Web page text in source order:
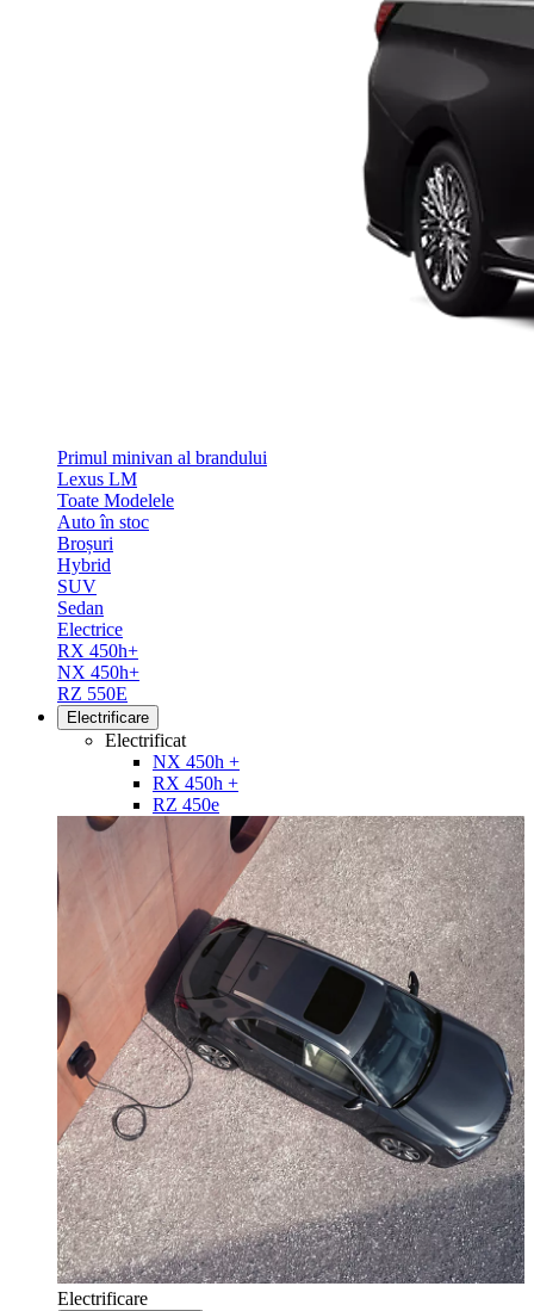
Primul minivan al brandului
Lexus LM
Toate Modelele
Auto în stoc
Broșuri
Hybrid
SUV
Sedan
Electrice
RX 450h+
NX 450h+
RZ 550E
Electrificare
Electrificat
NX 450h +
RX 450h +
RZ 450e
Electrificare